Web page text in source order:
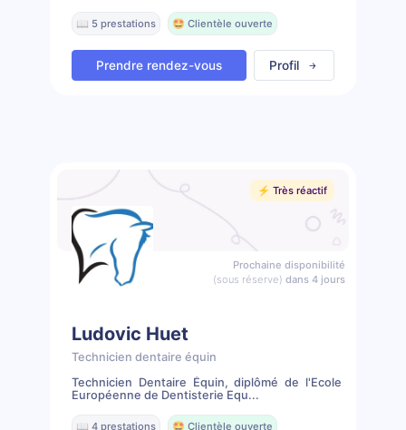
📖 5 prestations 🤩 Clientèle ouverte
Prendre rendez-vous Profil
⚡️ Très réactif
Prochaine disponibilité
(sous réserve) dans 4 jours
Ludovic Huet
Technicien dentaire équin
Technicien Dentaire Équin, diplômé de l'Ecole
Européenne de Dentisterie Equ...
📖 4 prestations 🤩 Clientèle ouverte